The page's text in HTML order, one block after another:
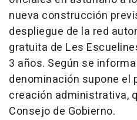
nueva construcción
despliegue de la red
gratuita de Les
3 años. Según se
denominación supone el
creación administrativa,
Consejo de Gobierno.